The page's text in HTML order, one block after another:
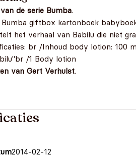
de serie Bumba.
Bumba giftbox kartonboek
het verhaal van Babilu die niet
br /Inhoud body lotion: 100
/1 Body lotion
van Gert Verhulst.
2014-02-12